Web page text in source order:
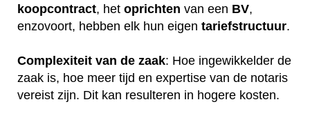
koopcontract, het oprichten van een BV,
enzovoort, hebben elk hun eigen tariefstructuur.
Complexiteit van de zaak: Hoe ingewikkelder de
zaak is, hoe meer tijd en expertise van de notaris
vereist zijn. Dit kan resulteren in hogere kosten.